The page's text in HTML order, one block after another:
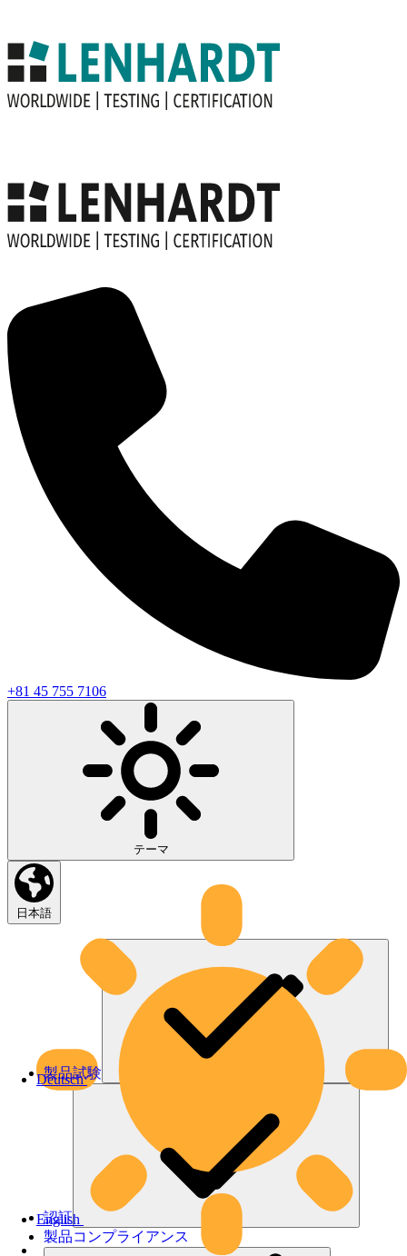
+81 45 755 7106
テーマ
日本語
Deutsch
English
製品試験
認証
製品コンプライアンス